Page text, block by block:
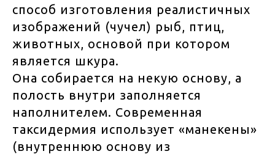
способ изготовления реалистичных
изображений (чучел) рыб, птиц,
животных, основой при котором
является шкура.
Она собирается на некую основу, а
полость внутри заполняется
наполнителем. Современная
таксидермия использует «манекены»
(внутреннюю основу из